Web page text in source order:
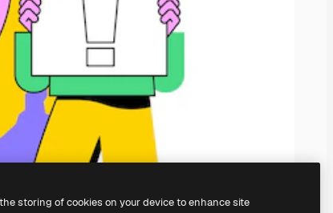
storing of cookies on your device to enhance site